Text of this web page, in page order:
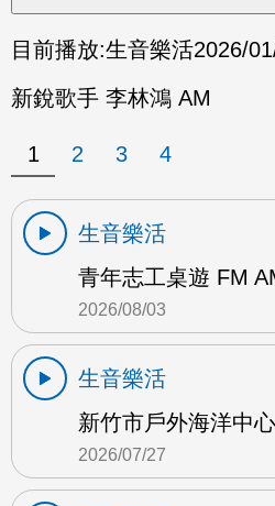
目前播放:生音樂活2026/
新銳歌手 李林鴻 AM
1 2 3 4
生音樂活
青年志工桌遊 FM
2026/08/03
生音樂活
新竹市戶外海洋中
2026/07/27